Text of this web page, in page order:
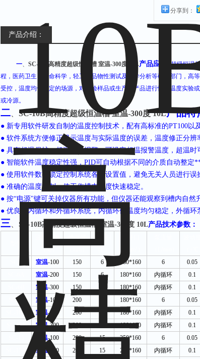
分享到：
产品介绍：
一、 SC-10B高精度超级恒温槽 室温-300度 10L产品应用 超级恒温
程，医药卫生，生命科学，轻工食品物性测试及化学分析等研究部门，高
受控，温度均匀恒定的场源，对实验样品或生产的产品进行恒定温度实验
或冷源。
二 SC-10B高精度超级恒温槽 室温-300度 10L产品特
● 新专用软件研发自制的温度控制技术，配有高标准的PT100以
● 软件系统方便修正显示温度与实际温度的误差，温度修正分辨
● 具有超温保护、超温鸣叫报警，可设定超温报警温度，超温时
● 智能软件温度稳定性强， PID可自动根据不同的介质自动整定
● 使用软件数字锁定控制系统各项设置值，避免无关人员进行误
● 准确的温度控制，使工作槽内温度快速稳定。
● 按“电源"键可关掉仪器所有功能，但仪器还能观察到槽内自然
● 优良的内循环和外循环系统，内循环使温度均匀稳定，外循环
三 SC-10B高精度超级恒温槽 室温-300度 10L产品技术参数：
温度范围
（℃）
槽深度
槽容积
SC-6 室温-100 150 6 180*160 6 0.05
室温-200 150 6 180*160 内循环 0.1
室温-300 150 180*160 内循环 0.1
SC-10
室温-100 200 180*160 6 0.05
SC-10A
室温-200 200 180*160 内循环 0.1
SC-10B
室温-300 200 180*160 内循环 0.1
室温-100 200 15 250*160 6 0.05
SC-15A
室温 -200 200 15 250*160 内循环 0.1